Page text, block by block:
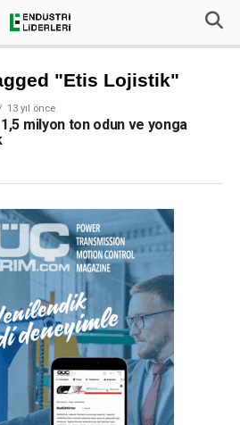
"Etis Lojistik"
13 yıl önce
1,5 milyon ton odun ve yonga